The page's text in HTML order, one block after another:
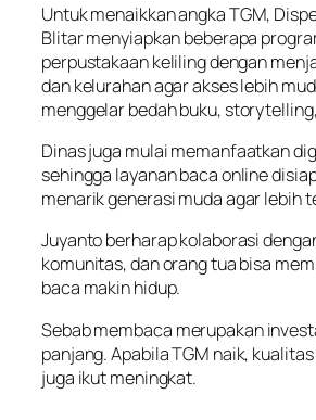
Untuk menaikkan angka TGM,
Blitar menyiapkan beberapa
perpustakaan keliling dengan
dan kelurahan agar akses lebih
menggelar bedah buku,
Dinas juga mulai memanfaatkan
sehingga layanan baca online
menarik generasi muda agar lebih
Juyanto berharap kolaborasi
komunitas, dan orang tua bisa
baca makin hidup.
Sebab membaca merupakan
panjang. Apabila TGM naik,
juga ikut meningkat.